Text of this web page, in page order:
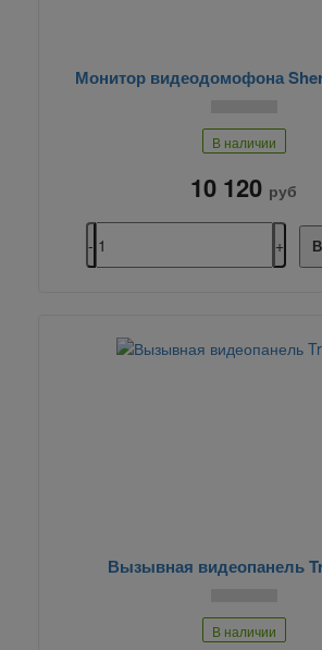
Монитор видеодомофона
В наличии
10 120 руб
Вызывная видеопанель
В наличии